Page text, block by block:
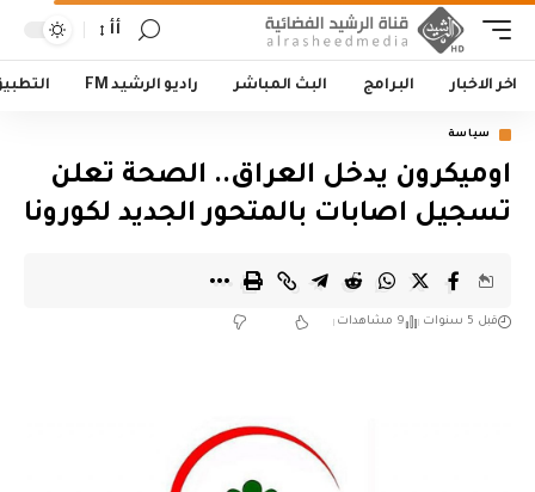
أأ
اخر الاخبار البرامج البث المباشر راديو الرشيد FM
سياسة
اوميكرون يدخل العراق.. الصحة تعلن
تسجيل اصابات بالمتحور الجديد لكورونا
قبل 5 سنوات 9 مشاهدات